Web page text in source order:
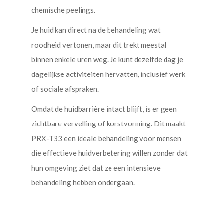
chemische peelings.
Je huid kan direct na de behandeling wat
roodheid vertonen, maar dit trekt meestal
binnen enkele uren weg. Je kunt dezelfde dag je
dagelijkse activiteiten hervatten, inclusief werk
of sociale afspraken.
Omdat de huidbarrière intact blijft, is er geen
zichtbare vervelling of korstvorming. Dit maakt
PRX-T33 een ideale behandeling voor mensen
die effectieve huidverbetering willen zonder dat
hun omgeving ziet dat ze een intensieve
behandeling hebben ondergaan.